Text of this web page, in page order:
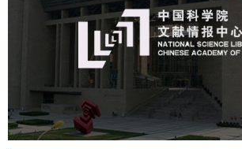
网站建设
数字博物馆建设
展厅空间设计
产品展厅设计